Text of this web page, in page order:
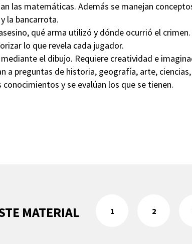
las matemáticas. Además se manejan
la bancarrota.
qué arma utilizó y dónde ocurrió el
lo que revela cada jugador.
el dibujo. Requiere creatividad e
a preguntas de historia, geografía, arte,
y se evalúan los que se tienen.
MATERIAL 1 2